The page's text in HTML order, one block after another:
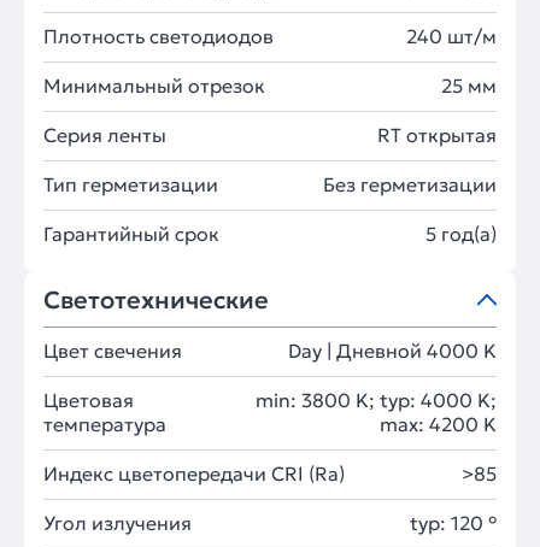
Плотность светодиодов 240 шт/м
Минимальный отрезок 25 мм
Серия ленты RT открытая
Тип герметизации Без герметизации
Гарантийный срок 5 год(а)
Светотехнические
Цвет свечения Day | Дневной 4000 K
Цветовая
температура
min: 3800 K; typ: 4000 K;
max: 4200 K
Индекс цветопередачи CRI (Ra) >85
Угол излучения typ: 120 °